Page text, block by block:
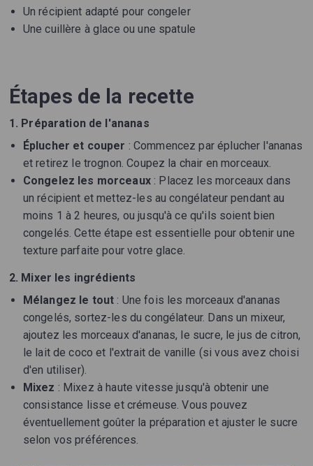
Un récipient adapté pour congeler
Une cuillère à glace ou une spatule
Étapes de la recette
1. Préparation de l'ananas
Éplucher et couper : Commencez par éplucher l'ananas
et retirez le trognon. Coupez la chair en morceaux.
Congelez les morceaux: Placez les morceaux dans
un récipient et mettez-les au congélateur pendant au
moins 1 à 2 heures, ou jusqu'à ce qu'ils soient bien
congelés. Cette étape est essentielle pour obtenir une
texture parfaite pour votre glace.
2. Mixer les ingrédients
Mélangez le tout : Une fois les morceaux d'ananas
congelés, sortez-les du congélateur. Dans un mixeur,
ajoutez les morceaux d'ananas, le sucre, le jus de citron,
le lait de coco et l'extrait de vanille (si vous avez choisi
d'en utiliser).
Mixez : Mixez à haute vitesse jusqu'à obtenir une
consistance lisse et crémeuse. Vous pouvez
éventuellement goûter la préparation et ajuster le sucre
selon vos préférences.